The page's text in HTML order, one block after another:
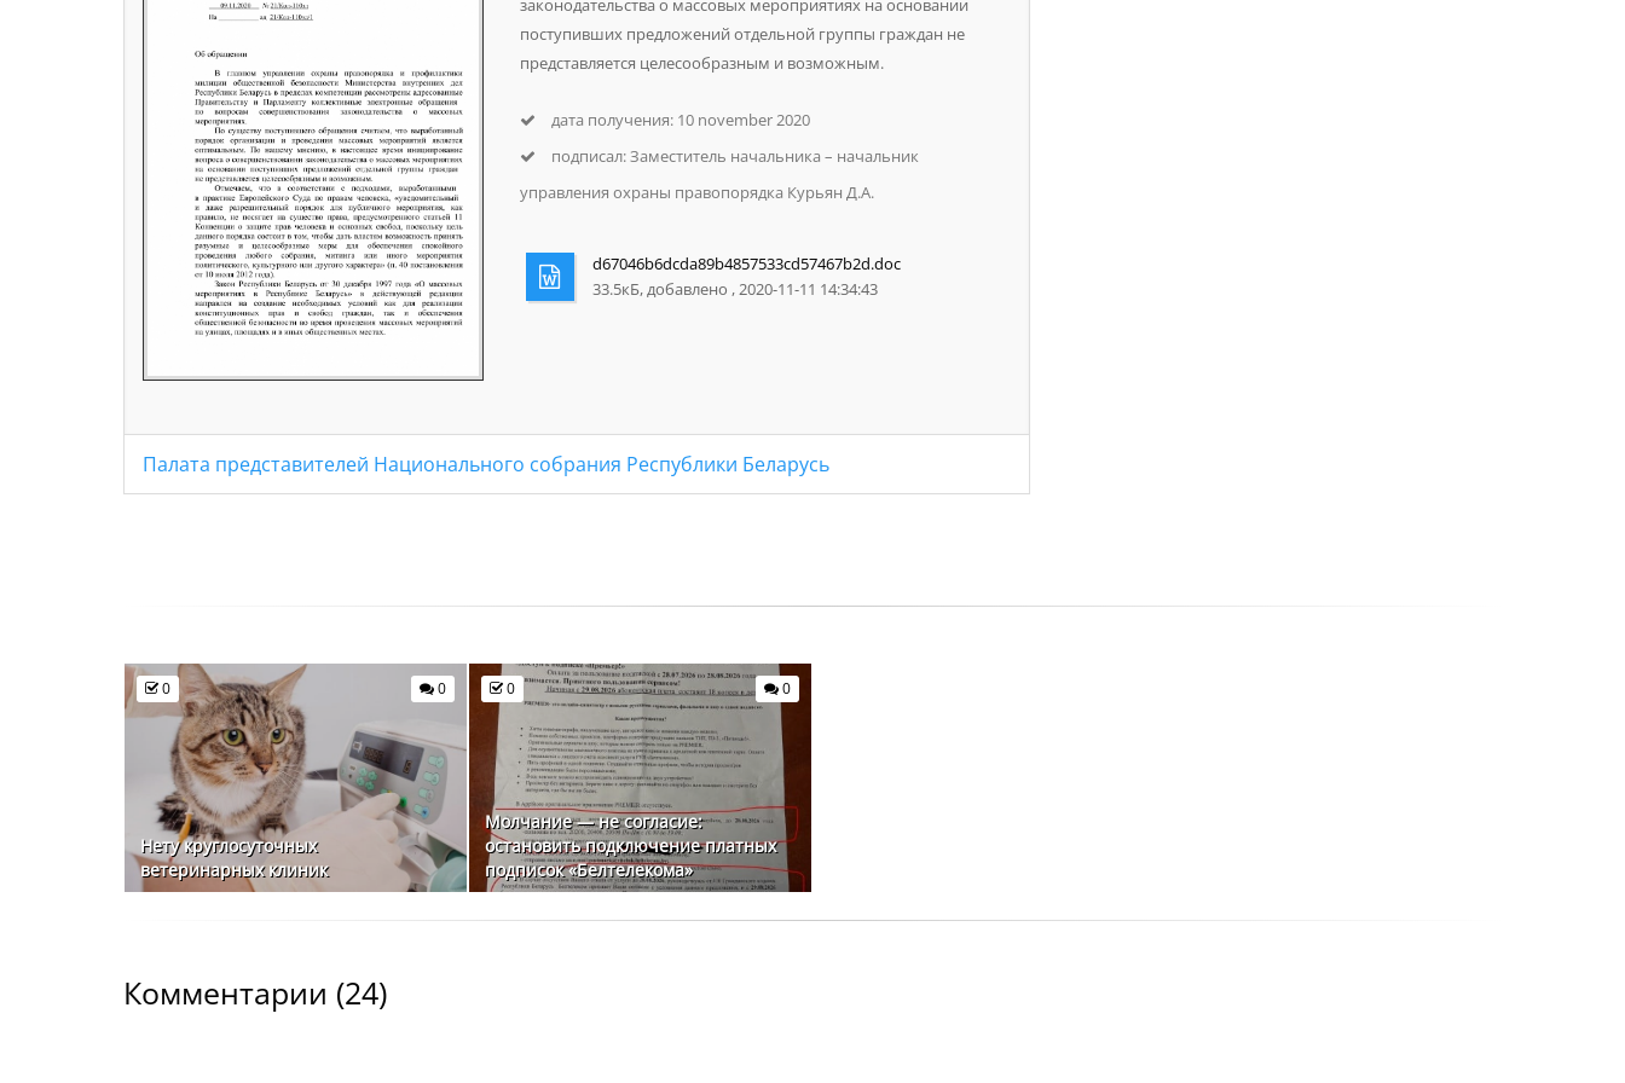
законодательства о массовых мероприятиях на основании
поступивших предложений отдельной группы граждан не
представляется целесообразным и возможным.
дата получения: 10 november 2020
подписал: Заместитель начальника – начальник
управления охраны правопорядка Курьян Д.А.
d67046b6dcda89b4857533cd57467b2d.doc
33.5кБ, добавлено , 2020-11-11 14:34:43
Палата представителей Национального собрания Республики Беларусь
Нету круглосуточных
ветеринарных клиник
0 0
Молчание — не согласие:
остановить подключение платных
подписок «Белтелекома»
0 0
Комментарии (24)